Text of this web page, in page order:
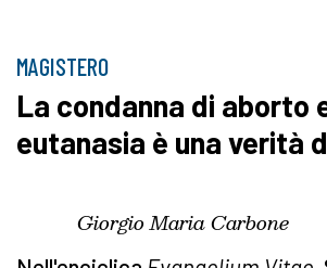
MAGISTERO
La condanna di aborto
eutanasia è una verità
Giorgio Maria Carbone